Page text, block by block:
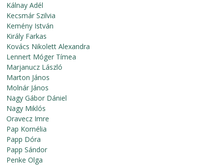
Kálnay Adél
Kecsmár Szilvia
Kemény István
Király Farkas
Kovács Nikolett Alexandra
Lennert Móger Tímea
Marjanucz László
Marton János
Molnár János
Nagy Gábor Dániel
Nagy Miklós
Oravecz Imre
Pap Kornélia
Papp Dóra
Papp Sándor
Penke Olga